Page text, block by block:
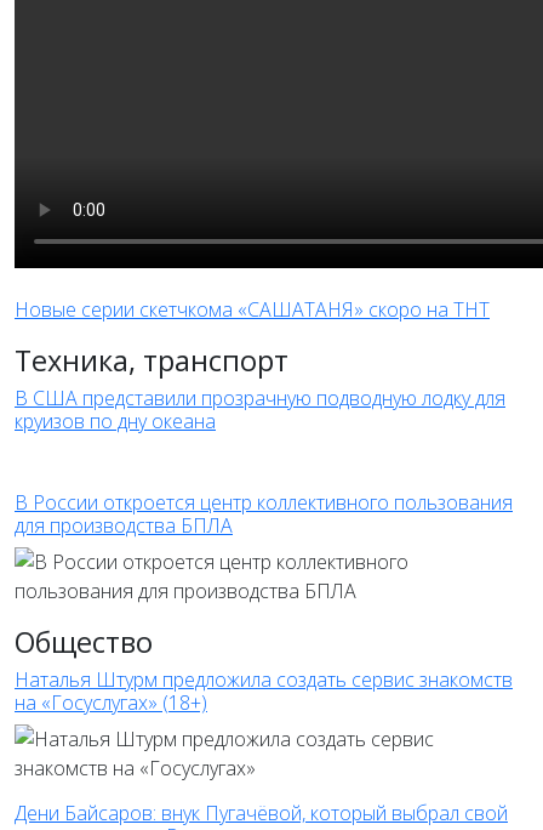
Новые серии скетчкома «САШАТАНЯ» скоро на ТНТ
Техника, транспорт
В США представили прозрачную подводную лодку для
круизов по дну океана
В России откроется центр коллективного пользования
для производства БПЛА
Общество
Наталья Штурм предложила создать сервис знакомств
на «Госуслугах» (18+)
Дени Байсаров: внук Пугачёвой, который выбрал свой